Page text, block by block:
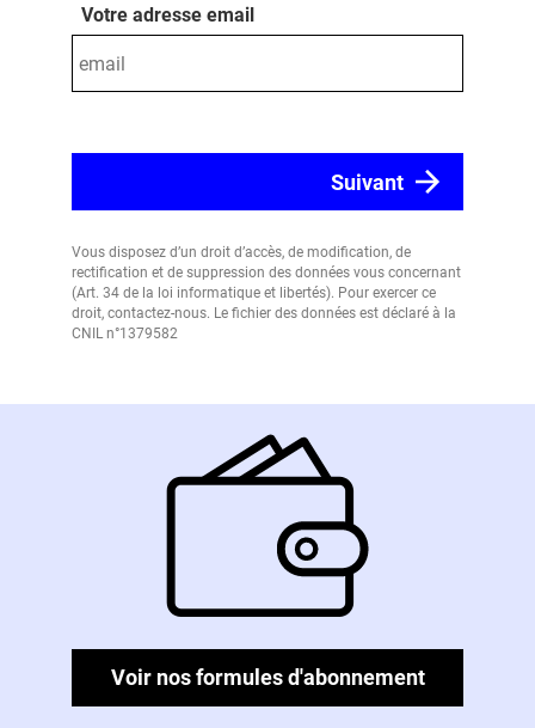
Votre adresse email
Vous disposez d’un droit d’accès, de modification, de
rectification et de suppression des données vous concernant
(Art. 34 de la loi informatique et libertés). Pour exercer ce
droit, contactez-nous. Le fichier des données est déclaré à la
CNIL n°1379582
Voir nos formules d'abonnement